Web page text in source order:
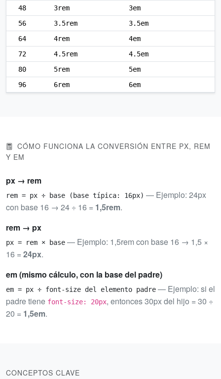
48 3rem
3em
56
3.5rem
3.5em
64
4rem
4em
72
4.5rem
4.5em
80
5rem
5em
96
6rem 6em
CÓMO FUNCIONA LA CONVERSIÓN ENTRE PX, REM
Y EM
px → rem
rem = px ÷ base (base típica: 16px) — Ejemplo: 24px
con base 16 → 24 ÷ 16 = 1,5rem.
rem → px
px = rem × base — Ejemplo: 1,5rem con base 16 → 1,5 ×
16 =24px.
em (mismo cálculo, con la base del padre)
em = px ÷ font-size del elemento padre — Ejemplo: si el
padre tiene font-size: 20px, entonces 30px del hijo = 30 ÷
20 = 1,5em.
CONCEPTOS CLAVE